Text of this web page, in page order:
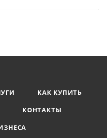
КАК КУПИТЬ
КОНТАКТЫ